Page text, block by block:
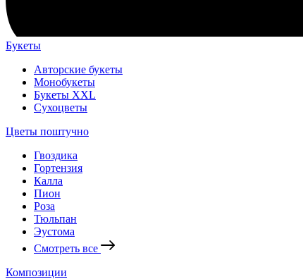
Букеты
Авторские букеты
Монобукеты
Букеты XXL
Сухоцветы
Цветы поштучно
Гвоздика
Гортензия
Калла
Пион
Роза
Тюльпан
Эустома
Смотреть все
Композиции